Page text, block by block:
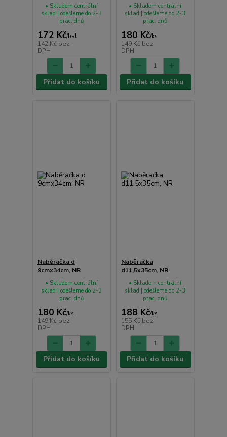
172 Kč/bal
142 Kč bez
DPH
• Skladem centrální
sklad | odešleme do 2-3
prac. dnů
Přidat do košíku
180 Kč/ks
149 Kč bez
DPH
• Skladem centrální
sklad | odešleme do 2-3
prac. dnů
Přidat do košíku
Naběračka d
9cmx34cm, NR
180 Kč/ks
149 Kč bez
DPH
• Skladem centrální
sklad | odešleme do 2-3
prac. dnů
Přidat do košíku
Naběračka
d11,5x35cm, NR
188 Kč/ks
155 Kč bez
DPH
• Skladem centrální
sklad | odešleme do 2-3
prac. dnů
Přidat do košíku